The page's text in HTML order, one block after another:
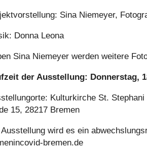
Sina Niemeyer,
Donna Leona
Sina Niemeyer werden weitere
der Aus­stel­lung: Don­ners­tag,
Kul­tur­kir­che St.
15, 28217 Bremen
wird es ein
bremen.de